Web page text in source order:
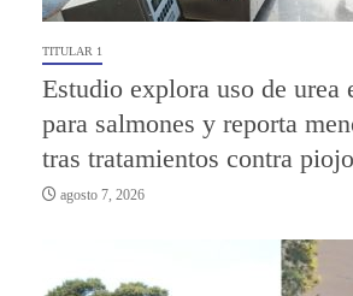
TITULAR 1
Estudio explora uso de urea
para salmones y reporta
tras tratamientos contra
agosto 7, 2026